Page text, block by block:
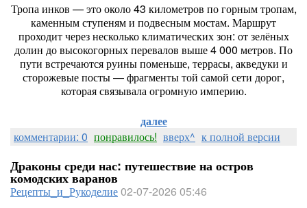
Тропаинков — этооколо43 километров погорнымтропам,
каменнымступенями подвесныммостам. Маршрут
проходитчерезнесколькоклиматическихзон: отзелёных
долин довысокогорныхперевалов выше4000 метров. По
пути встречаютсяруиныпоменьше, террасы, акведуки и
сторожевыепосты— фрагментытой самой сети дорог,
котораясвязывалаогромнуюимперию.
далее
комментарии: 0 понравилось! вверх^ к полной версии
Драконы среди нас: путешествие на остров
комодских варанов
Рецепты_и_Рукоделие02-07-2026 05:46